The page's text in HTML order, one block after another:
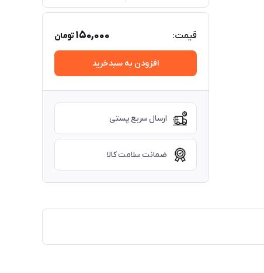
قیمت: 150,000تومان
افزودن به سبدخرید
ارسال سریع پستی
ضمانت سلامت کالا